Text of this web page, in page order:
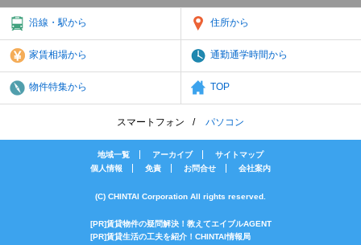
沿線・駅から 住所から
家賃相場から 通勤通学時間から
物件特集から TOP
スマートフォン パソコン
地域一覧 アーカイブ
サイトマップ
個人情報
免責 お問合せ 会社案内
(C) CHINTAI Corporation All rights reserved.
[PR]賃貸物件の疑問解決！教えてエイブルAGENT
[PR]賃貸生活の工夫を紹介！CHINTAI情報局